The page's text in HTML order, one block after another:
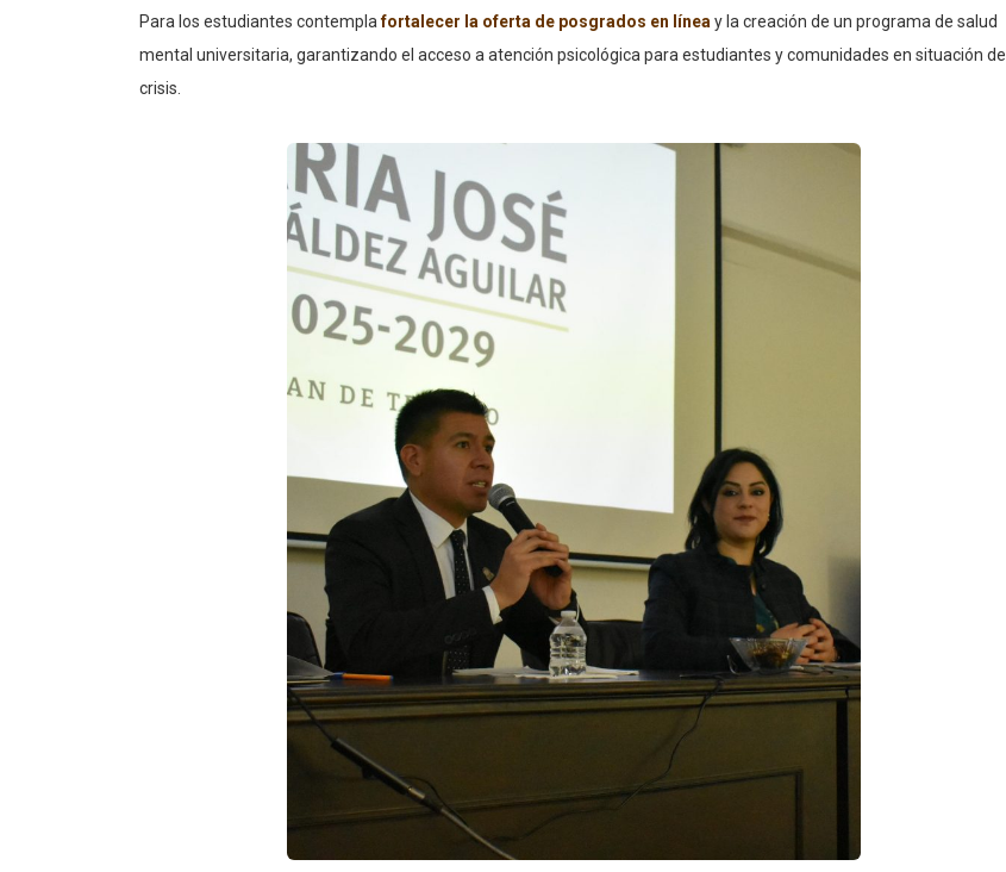
Para los estudiantes contempla fortalecer la oferta de posgrados en línea y la creación de un programa de salud
mental universitaria, garantizando el acceso a atención psicológica para estudiantes y comunidades en situación de
crisis.